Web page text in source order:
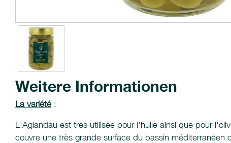
Weitere Informationen
La variété :
L'Aglandau est très utilisée pour l'huile ainsi que pour
couvre une très grande surface du bassin